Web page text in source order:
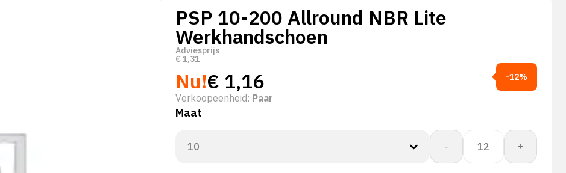
PSP 10-200 Allround NBR Lite
Werkhandschoen
Adviesprijs
€ 1,31
Nu!€ 1,16 -12%
Verkoopeenheid: Paar
Maat
-
PSP
200
+